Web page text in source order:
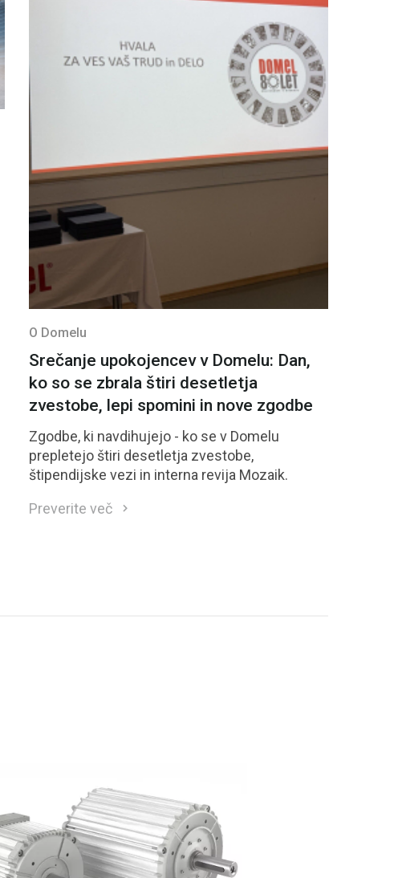
O Domelu
Srečanje upokojencev v Domelu: Dan,
ko so se zbrala štiri desetletja
zvestobe, lepi spomini in nove zgodbe
Zgodbe, ki navdihujejo - ko se v Domelu
prepletejo štiri desetletja zvestobe,
štipendijske vezi in interna revija Mozaik.
Preverite več